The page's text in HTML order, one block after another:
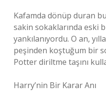
Kafamda dönüp duran
sakin sokaklarında eski
yankılanıyordu. O an,
peşinden koştuğum bir
Potter diriltme taşını
Harry’nin Bir Karar Anı